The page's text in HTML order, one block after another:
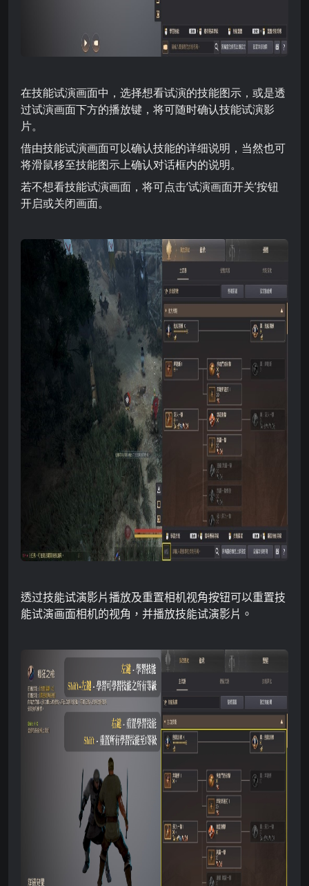
在技能试演画面中，选择想看试演的技能图示，或是透
过试演画面下方的播放键，将可随时确认技能试演影
片。
借由技能试演画面可以确认技能的详细说明，当然也可
将滑鼠移至技能图示上确认对话框内的说明。
若不想看技能试演画面，将可点击‘试演画面开关’按钮
开启或关闭画面。
透过技能试演影片播放及重置相机视角按钮可以重置技
能试演画面相机的视角，并播放技能试演影片 。